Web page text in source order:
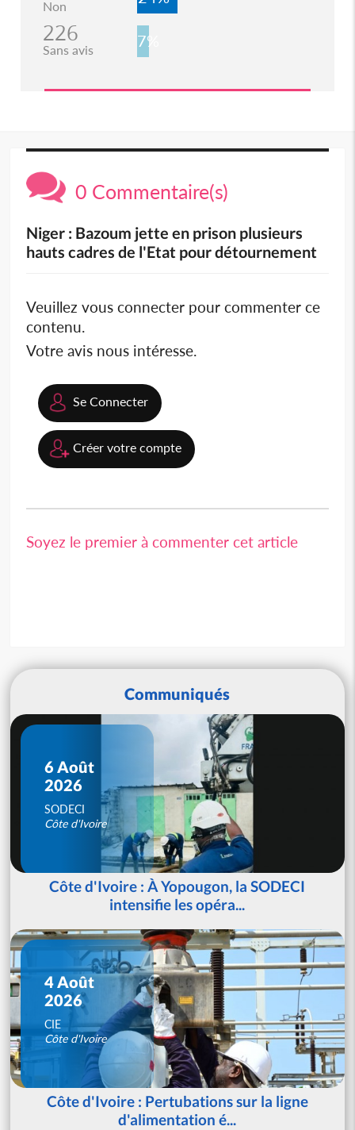
Non
226
Sans avis 7%
0 Commentaire(s)
Niger : Bazoum jette en prison plusieurs
hauts cadres de l'Etat pour détournement
Veuillez vous connecter pour commenter ce
contenu.
Votre avis nous intéresse.
Se Connecter
Créer votre compte
Soyez le premier à commenter cet article
Communiqués
6 Août
2026
SODECI
Côte d'Ivoire
Côte d'Ivoire : À Yopougon, la SODECI
intensifie les opéra...
4 Août
2026
CIE
Côte d'Ivoire
Côte d'Ivoire : Pertubations sur la ligne
d'alimentation é...